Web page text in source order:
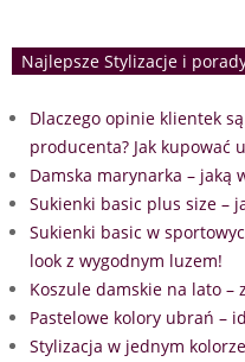
Najlepsze Stylizacje i
Dlaczego opinie klientek
producenta? Jak
Damska marynarka – jaką
Sukienki basic plus size –
Sukienki basic w
look z wygodnym luzem!
Koszule damskie na lato –
Pastelowe kolory ubrań –
Stylizacja w jednym